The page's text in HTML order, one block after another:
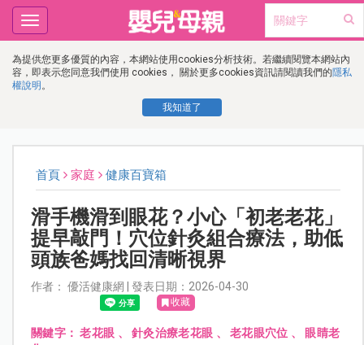
為提供您更多優質的內容，本網站使用cookies分析技術。若繼續閱覽本網站內
容，即表示您同意我們使用 cookies， 關於更多cookies資訊請閱讀我們的隱私
權說明 。
我知道了
Toggle
navigation
首頁 家庭 健康百寶箱
滑手機滑到眼花？小心「初老老花」
提早敲門！穴位針灸組合療法，助低
頭族爸媽找回清晰視界
作者： 優活健康網 | 發表日期：2026-04-30
收藏
關鍵字：老花眼 、針灸治療老花眼 、老花眼穴位 、 眼睛老